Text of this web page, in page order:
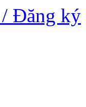
Đăng ký